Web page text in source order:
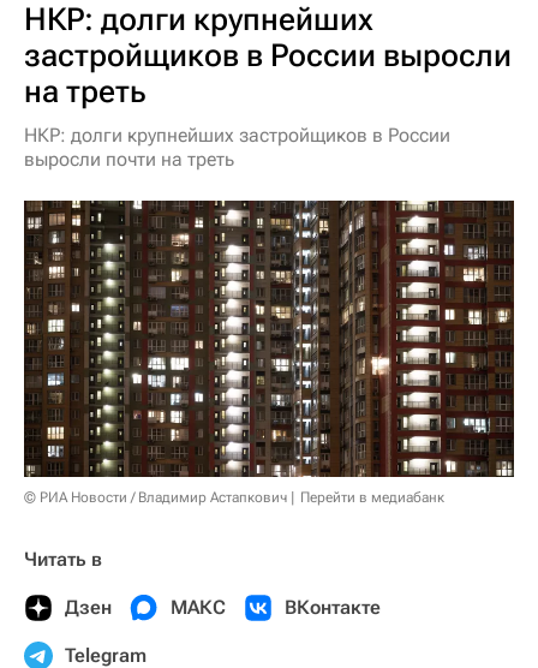
НКР: долги крупнейших
застройщиков в России выросли
на треть
НКР: долги крупнейших застройщиков в России
выросли почти на треть
© РИА Новости / Владимир Астапкович Перейти в медиабанк
Читать в
Дзен МАКС ВКонтакте
Telegram